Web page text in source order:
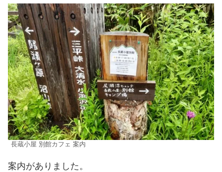
長蔵小屋 別館カフェ 案内
案内がありました。